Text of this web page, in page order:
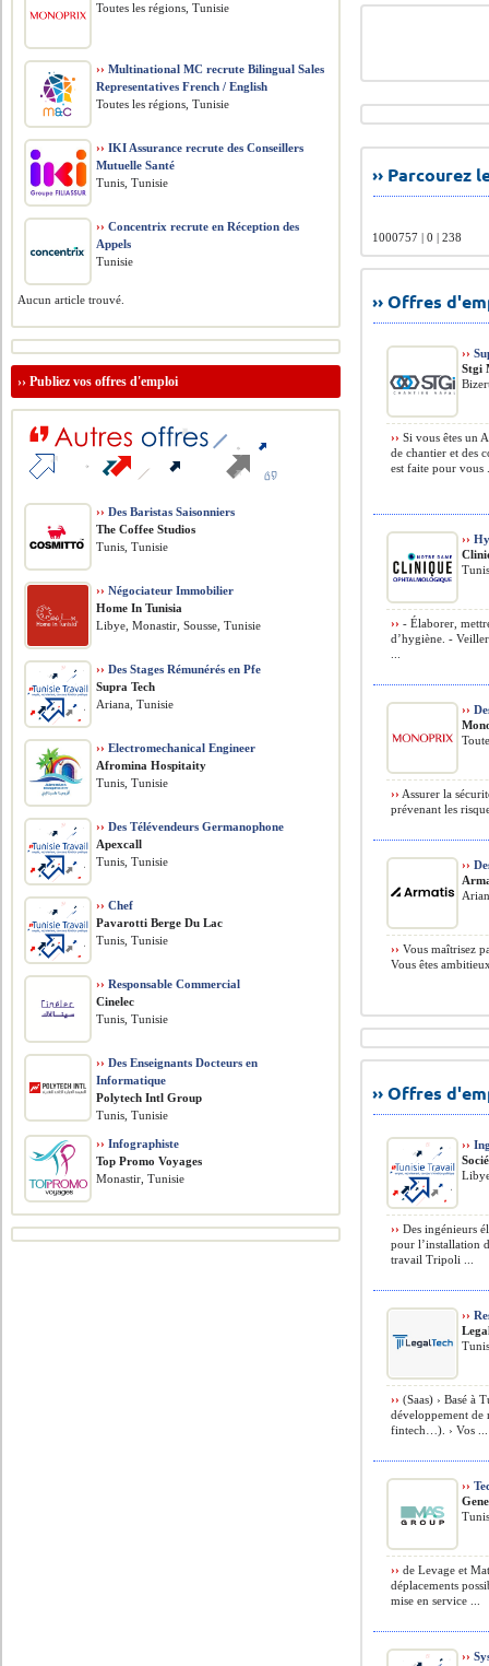
››
1000757 | 0 | 238
›› Offres
››
Stgi
›› Si vous êtes un
de chantier et des
est faite pour vous
››
›› - Élaborer,
d’hygiène. -
››
›› Assurer la
prévenant les
››
›› Vous maîtrisez
Vous êtes
›› Offres
››
›› Des ingénieurs
pour l’installation
travail Tripoli ...
››
›› (Saas) › Basé à
développement de
fintech…). › Vos ...
››
›› de Levage et
déplacements
mise en service ...
››
Toutes les régions, Tunisie
›› Multinational MC recrute Bilingual Sales
Representatives French / English
Toutes les régions, Tunisie
›› IKI Assurance recrute des Conseillers
Mutuelle Santé
Tunis, Tunisie
›› Concentrix recrute en Réception des
Appels
Tunisie
Aucun article trouvé.
››Publiez vos offres d'emploi
›› Des Baristas Saisonniers
The Coffee Studios
Tunis, Tunisie
›› Négociateur Immobilier
Home In Tunisia
Libye, Monastir, Sousse, Tunisie
›› Des Stages Rémunérés en Pfe
Supra Tech
Ariana, Tunisie
›› Electromechanical Engineer
Afromina Hospitaity
Tunis, Tunisie
›› Des Télévendeurs Germanophone
Apexcall
Tunis, Tunisie
›› Chef
Pavarotti Berge Du Lac
Tunis, Tunisie
›› Responsable Commercial
Cinelec
Tunis, Tunisie
›› Des Enseignants Docteurs en
Informatique
Polytech Intl Group
Tunis, Tunisie
›› Infographiste
Top Promo Voyages
Monastir, Tunisie